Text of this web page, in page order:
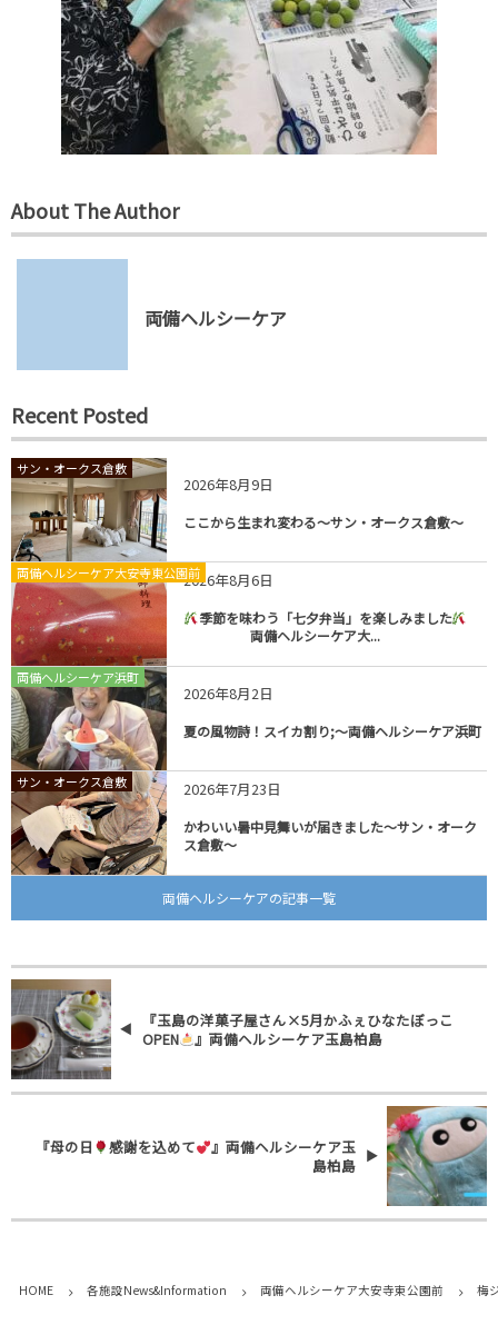
About The Author
両備ヘルシーケア
Recent Posted
サン・オークス倉敷
2026年8月9日
ここから生まれ変わる～サン・オークス倉敷～
両備ヘルシーケア大安寺東公園前2026年8月6日
季節を味わう「七夕弁当」を楽しみました
両備ヘルシーケア大...
両備ヘルシーケア浜町
2026年8月2日
夏の風物詩！スイカ割り;～両備ヘルシーケア浜町
サン・オークス倉敷 2026年7月23日
かわいい暑中見舞いが届きました～サン・オーク
ス倉敷～
両備ヘルシーケアの記事一覧
『玉島の洋菓子屋さん×5月かふぇひなたぼっこ
OPEN
』両備ヘルシーケア玉島柏島
『母の日 感謝を込めて
』両備ヘルシーケア玉
島柏島
HOME 各施設News&Information 両備ヘルシーケア大安寺東公園前 梅